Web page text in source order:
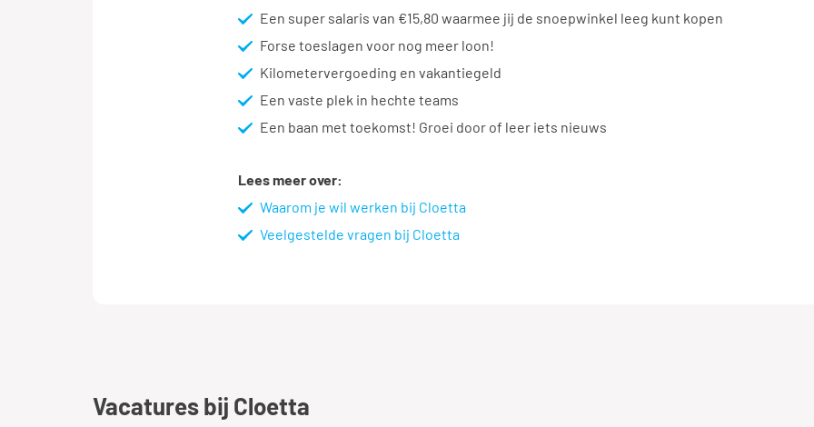
Een super salaris van €15,80 waarmee jij de snoepwinkel leeg kunt kopen
Forse toeslagen voor nog meer loon!
Kilometervergoeding en vakantiegeld
Een vaste plek in hechte teams
Een baan met toekomst! Groei door of leer iets nieuws
Lees meer over:
Waarom je wil werken bij Cloetta
Veelgestelde vragen bij Cloetta
Vacatures bij Cloetta